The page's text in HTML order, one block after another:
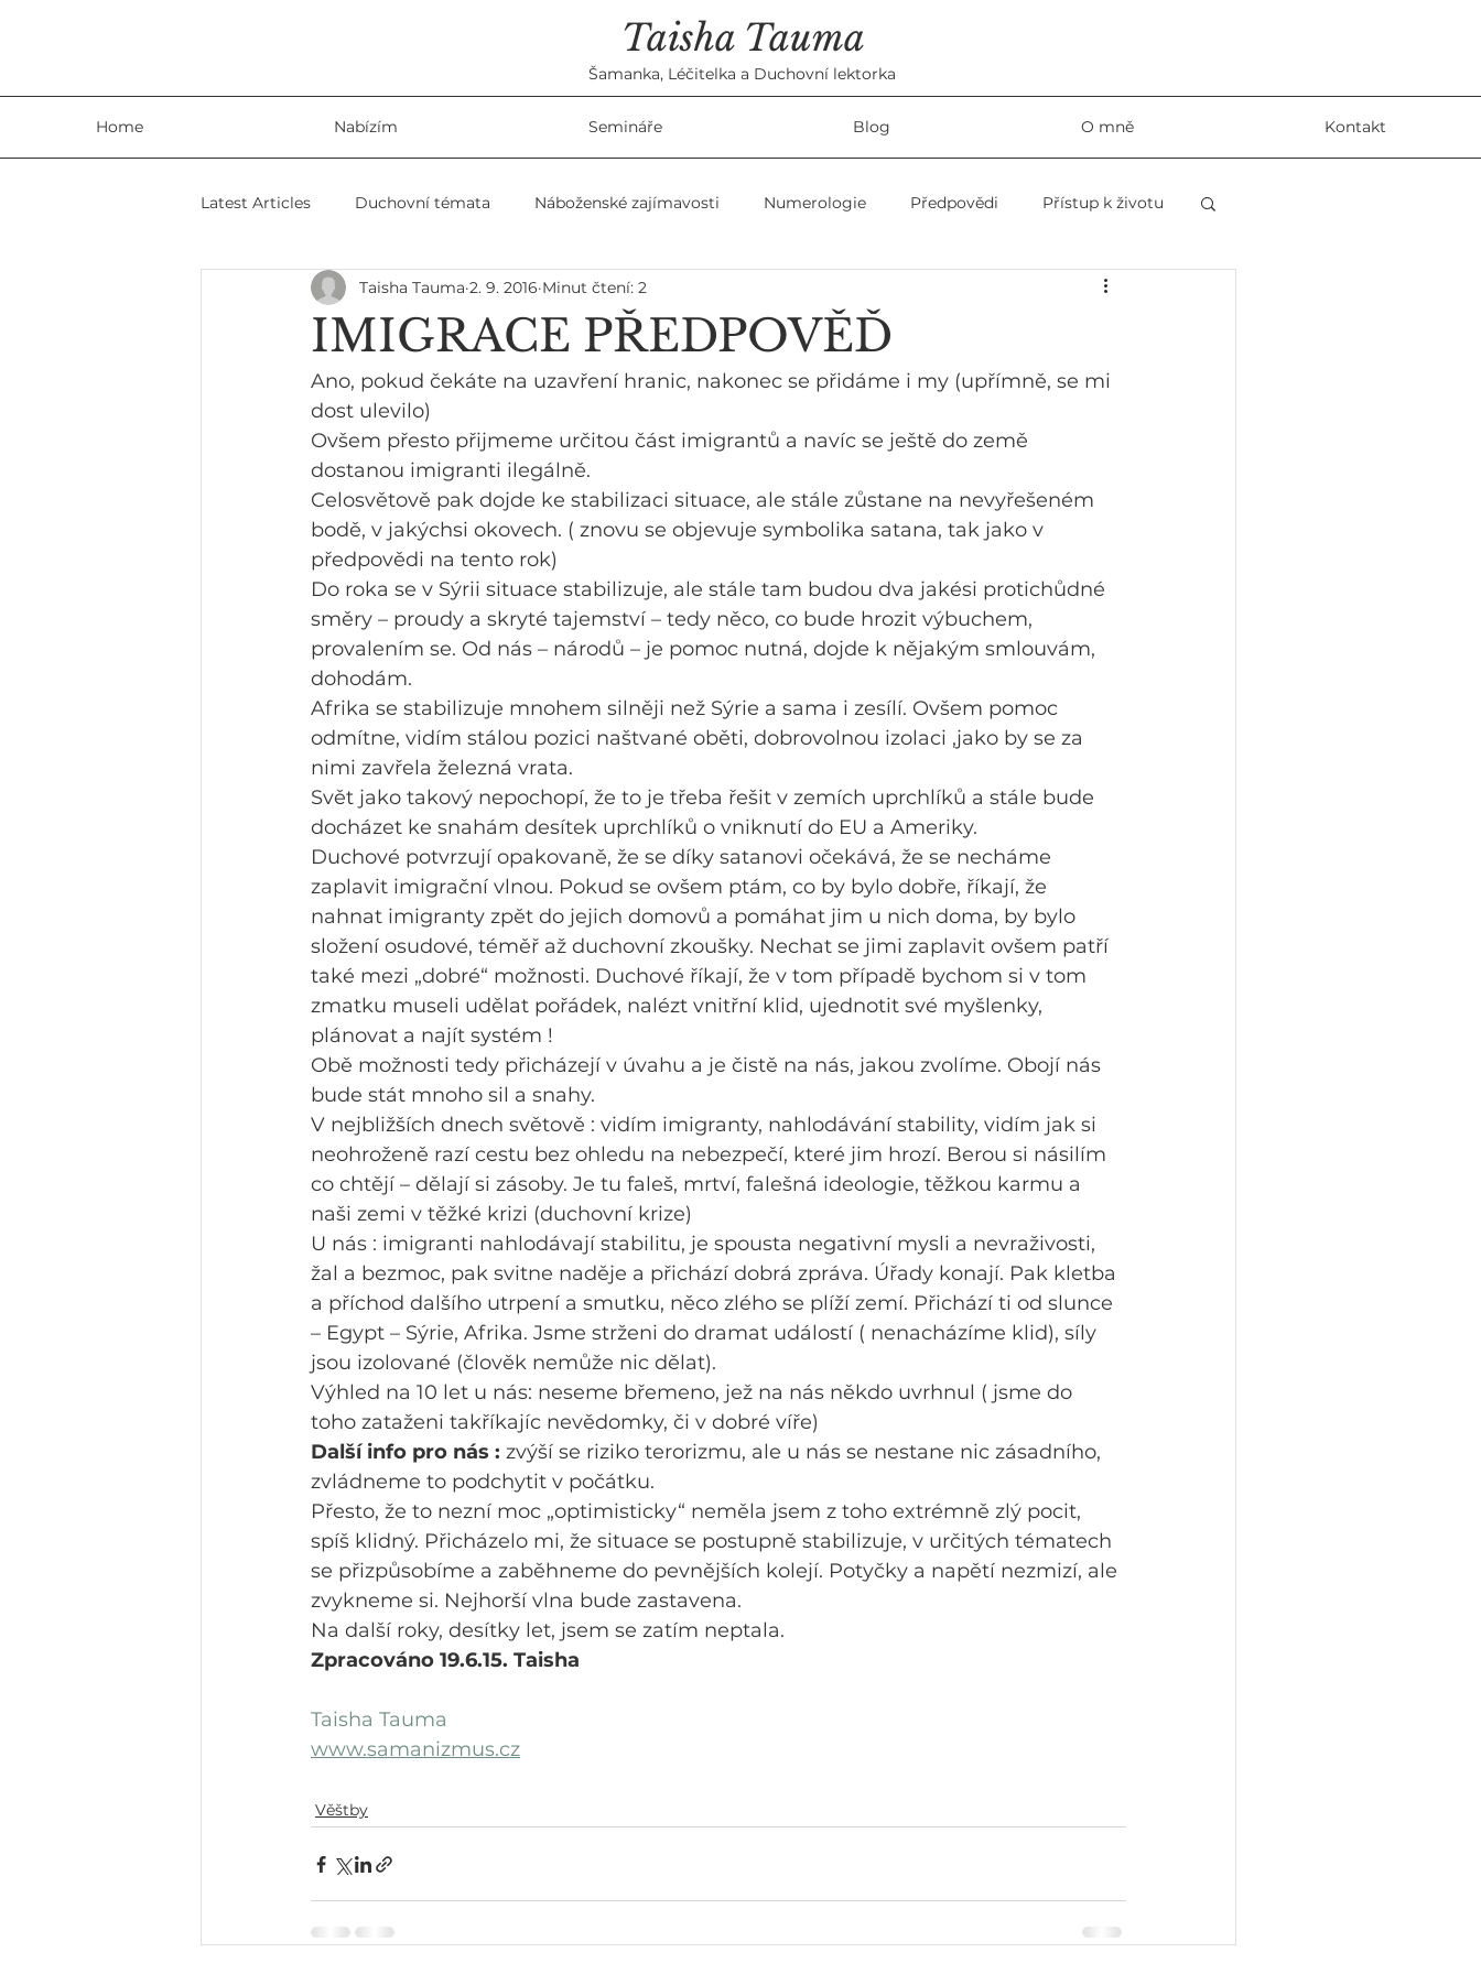
Taisha Tauma
Šamanka, Léčitelka a Duchovní lektorka
Home Nabízím Semináře Blog O mně Kontakt
Latest Articles Duchovní témata Náboženské zajímavosti Numerologie Předpovědi Přístup k životu
Šamanizmus Zábavné články Ženské témata
IMIGRACE PŘEDPOVĚĎ
Taisha Tauma 2. 9. 2016 Minut čtení: 2
Ano, pokud čekáte na uzavření hranic, nakonec se přidáme i my (upřímně, se mi
dost ulevilo)
Ovšem přesto přijmeme určitou část imigrantů a navíc se ještě do země
dostanou imigranti ilegálně.
Celosvětově pak dojde ke stabilizaci situace, ale stále zůstane na nevyřešeném
bodě, v jakýchsi okovech. ( znovu se objevuje symbolika satana, tak jako v
předpovědi na tento rok)
Do roka se v Sýrii situace stabilizuje, ale stále tam budou dva jakési protichůdné
směry – proudy a skryté tajemství – tedy něco, co bude hrozit výbuchem,
provalením se. Od nás – národů – je pomoc nutná, dojde k nějakým smlouvám,
dohodám.
Afrika se stabilizuje mnohem silněji než Sýrie a sama i zesílí. Ovšem pomoc
odmítne, vidím stálou pozici naštvané oběti, dobrovolnou izolaci ,jako by se za
nimi zavřela železná vrata.
Svět jako takový nepochopí, že to je třeba řešit v zemích uprchlíků a stále bude
docházet ke snahám desítek uprchlíků o vniknutí do EU a Ameriky.
Duchové potvrzují opakovaně, že se díky satanovi očekává, že se necháme
zaplavit imigrační vlnou. Pokud se ovšem ptám, co by bylo dobře, říkají, že
nahnat imigranty zpět do jejich domovů a pomáhat jim u nich doma, by bylo
složení osudové, téměř až duchovní zkoušky. Nechat se jimi zaplavit ovšem patří
také mezi „dobré“ možnosti. Duchové říkají, že v tom případě bychom si v tom
zmatku museli udělat pořádek, nalézt vnitřní klid, ujednotit své myšlenky,
plánovat a najít systém !
Obě možnosti tedy přicházejí v úvahu a je čistě na nás, jakou zvolíme. Obojí nás
bude stát mnoho sil a snahy.
V nejbližších dnech světově : vidím imigranty, nahlodávání stability, vidím jak si
neohroženě razí cestu bez ohledu na nebezpečí, které jim hrozí. Berou si násilím
co chtějí – dělají si zásoby. Je tu faleš, mrtví, falešná ideologie, těžkou karmu a
naši zemi v těžké krizi (duchovní krize)
U nás : imigranti nahlodávají stabilitu, je spousta negativní mysli a nevraživosti,
žal a bezmoc, pak svitne naděje a přichází dobrá zpráva. Úřady konají. Pak kletba
a příchod dalšího utrpení a smutku, něco zlého se plíží zemí. Přichází ti od slunce
– Egypt – Sýrie, Afrika. Jsme strženi do dramat událostí ( nenacházíme klid), síly
jsou izolované (člověk nemůže nic dělat).
Výhled na 10 let u nás: neseme břemeno, jež na nás někdo uvrhnul ( jsme do
toho zataženi takříkajíc nevědomky, či v dobré víře)
Další info pro nás : zvýší se riziko terorizmu, ale u nás se nestane nic zásadního,
zvládneme to podchytit v počátku.
Přesto, že to nezní moc „optimisticky“ neměla jsem z toho extrémně zlý pocit,
spíš klidný. Přicházelo mi, že situace se postupně stabilizuje, v určitých tématech
se přizpůsobíme a zaběhneme do pevnějších kolejí. Potyčky a napětí nezmizí, ale
zvykneme si. Nejhorší vlna bude zastavena.
Na další roky, desítky let, jsem se zatím neptala.
Zpracováno 19.6.15. Taisha
Taisha Tauma
www.samanizmus.cz
Věštby